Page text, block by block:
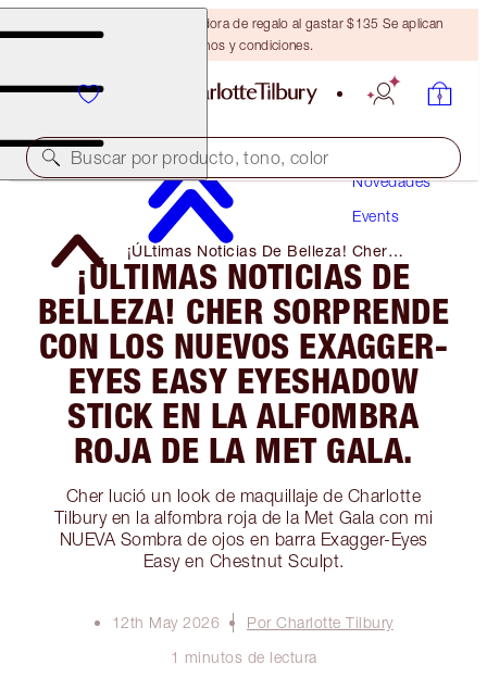
Obtén una brocha bronceadora de regalo al gastar $135 Se aplican
términos y condiciones.
Buscar por producto, tono, color
Novedades
Events
¡ÚLtimas Noticias De Belleza! Cher
Sorprende Con Los Nuevos Exagger-Eyes
Easy Eyeshadow Stick En La Alfombra
Roja De La Met Gala.
¡ÚLTIMAS NOTICIAS DE
BELLEZA! CHER SORPRENDE
CON LOS NUEVOS EXAGGER-
EYES EASY EYESHADOW
STICK EN LA ALFOMBRA
ROJA DE LA MET GALA.
Cher lució un look de maquillaje de Charlotte
Tilbury en la alfombra roja de la Met Gala con mi
NUEVA Sombra de ojos en barra Exagger-Eyes
Easy en Chestnut Sculpt.
12th May 2026
Por Charlotte Tilbury
1 minutos de lectura